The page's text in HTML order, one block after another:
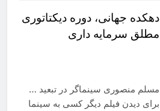
دهکده جهانی‌، دوره دیکتاتوری
مطلق سرمایه داری
مسلم منصوری سینماگر در تبعید …
برای دیدن فیلم دیگر کسی به سینما